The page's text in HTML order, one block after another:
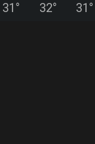
31 ° 32° 31 °